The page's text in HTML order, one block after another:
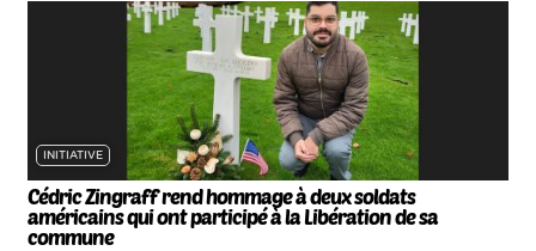
INITIATIVE
Cédric Zingraff rend hommage à deux soldats
américains qui ont participé à la Libération de sa
commune